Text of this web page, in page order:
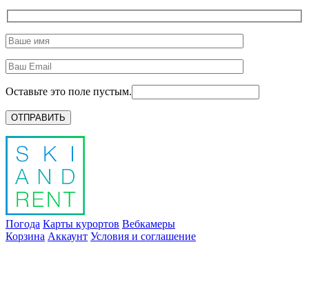
Оставьте это поле пустым.
Погода Карты курортов Вебкамеры
Корзина Аккаунт Условия и соглашение